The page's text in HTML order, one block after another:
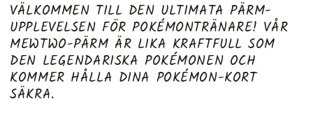
VÄLKOMMEN TILL DEN ULTIMATA PÄRM-
UPPLEVELSEN FÖR POKÉMONTRÄNARE! VÅR
MEWTWO-PÄRM ÄR LIKA KRAFTFULL SOM
DEN LEGENDARISKA POKÉMONEN OCH
KOMMER HÅLLA DINA POKÉMON-KORT
SÄKRA.